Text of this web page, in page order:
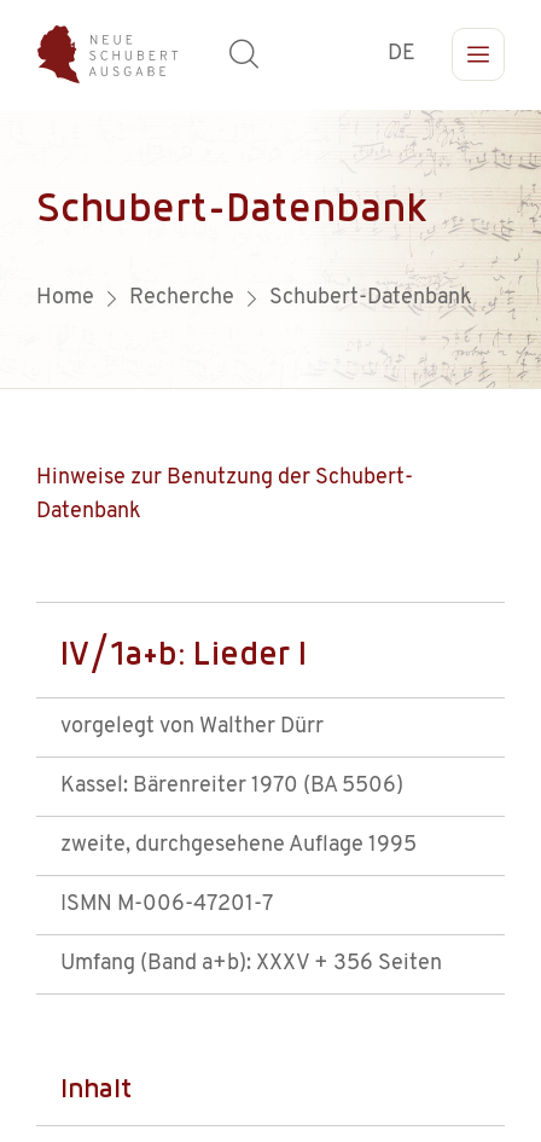
DE
Schubert-Datenbank
Home Recherche Schubert-Datenbank
Hinweise zur Benutzung der Schubert-
Datenbank
IV/1a+b: Lieder I
vorgelegt von Walther Dürr
Kassel: Bärenreiter 1970 (BA 5506)
zweite, durchgesehene Auflage 1995
ISMN M-006-47201-7
Umfang (Band a+b): XXXV + 356 Seiten
Inhalt